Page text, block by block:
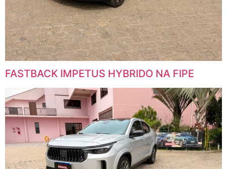
FASTBACK IMPETUS HYBRIDO NA FIPE